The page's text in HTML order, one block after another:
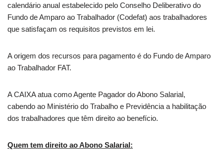
calendário anual estabelecido pelo Conselho Deliberativo do
Fundo de Amparo ao Trabalhador (Codefat) aos trabalhadores
que satisfaçam os requisitos previstos em lei.
A origem dos recursos para pagamento é do Fundo de Amparo
ao Trabalhador FAT.
A CAIXA atua como Agente Pagador do Abono Salarial,
cabendo ao Ministério do Trabalho e Previdência a habilitação
dos trabalhadores que têm direito ao benefício.
Quem tem direito ao Abono Salarial: